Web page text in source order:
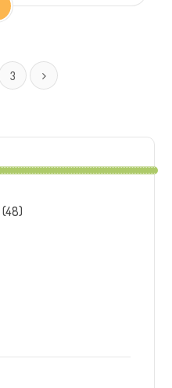
3
(48)